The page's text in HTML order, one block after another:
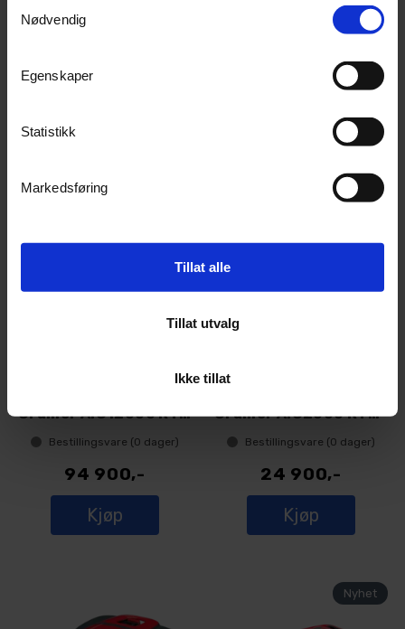
Nødvendig
Egenskaper
Statistikk
Markedsføring
Tillat alle
Tillat utvalg
Ikke tillat
Ikke på lager (
Cramer AiC1000 RTK robotklipper med ante
0dager)
Cramer AiC12000 RTK robotklipper med RA1
Bestillingsvare (0 dager)
94 900,-
Kjøp
Cramer AiC2000 RTK robotklipper med ante
Bestillingsvare (0 dager)
24 900,-
Kjøp